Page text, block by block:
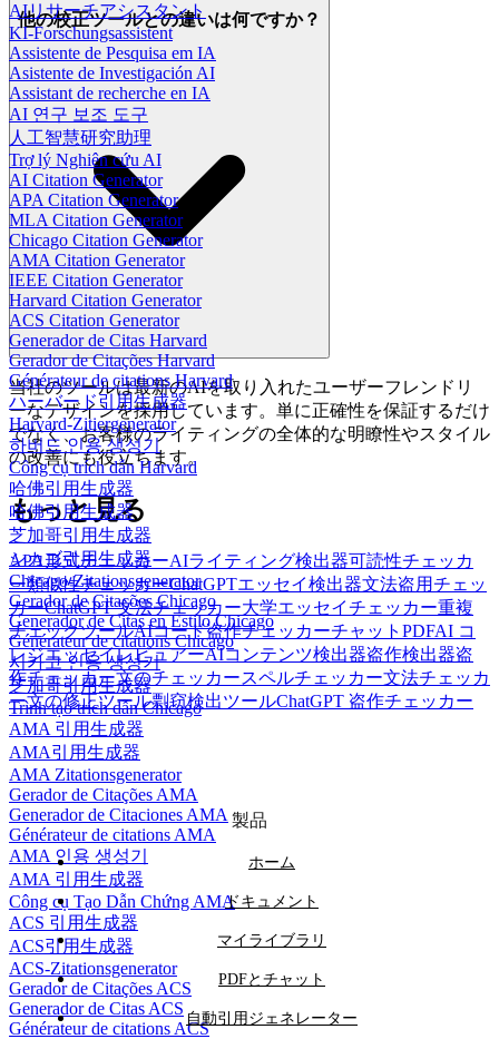
AIリサーチアシスタント
KI-Forschungsassistent
Assistente de Pesquisa em IA
Asistente de Investigación AI
Assistant de recherche en IA
AI 연구 보조 도구
人工智慧研究助理
Trợ lý Nghiên cứu AI
AI Citation Generator
APA Citation Generator
MLA Citation Generator
Chicago Citation Generator
AMA Citation Generator
IEEE Citation Generator
Harvard Citation Generator
ACS Citation Generator
Generador de Citas Harvard
Gerador de Citações Harvard
Générateur de citations Harvard
ハーバード引用生成器
Harvard-Zitiergenerator
하버드 인용 생성기
Công cụ trích dẫn Harvard
哈佛引用生成器
哈佛引用生成器
芝加哥引用生成器
シカゴ引用生成器
Chicago-Zitationsgenerator
Gerador de Citações Chicago
Generador de Citas en Estilo Chicago
Générateur de citations Chicago
시카고 인용 생성기
芝加哥引用生成器
Trình tạo trích dẫn Chicago
AMA 引用生成器
AMA引用生成器
AMA Zitationsgenerator
Gerador de Citações AMA
Generador de Citaciones AMA
Générateur de citations AMA
AMA 인용 생성기
AMA 引用生成器
Công cụ Tạo Dẫn Chứng AMA
ACS 引用生成器
ACS引用生成器
ACS-Zitationsgenerator
Gerador de Citações ACS
Generador de Citas ACS
Générateur de citations ACS
他の校正ツールとの違いは何ですか？
当社のツールは最新のAIを取り入れたユーザーフレンドリ
ーなデザインを採用しています。単に正確性を保証するだけ
でなく、お客様のライティングの全体的な明瞭性やスタイル
の改善にも役立ちます。
もっと見る
APA形式チェッカーAIライティング検出器可読性チェッカ
ー類似性チェッカーChatGPTエッセイ検出器文法盗用チェッ
カーChatGPT 文法チェッカー大学エッセイチェッカー重複
チェックツールAIコード盗作チェッカーチャットPDFAI コ
レジエッセイレビュアーAIコンテンツ検出器盗作検出器盗
作チェッカー文のチェッカースペルチェッカー文法チェッカ
ー文の修正ツール剽窃検出ツールChatGPT 盗作チェッカー
製品
ホーム
ドキュメント
マイライブラリ
PDFとチャット
自動引用ジェネレーター